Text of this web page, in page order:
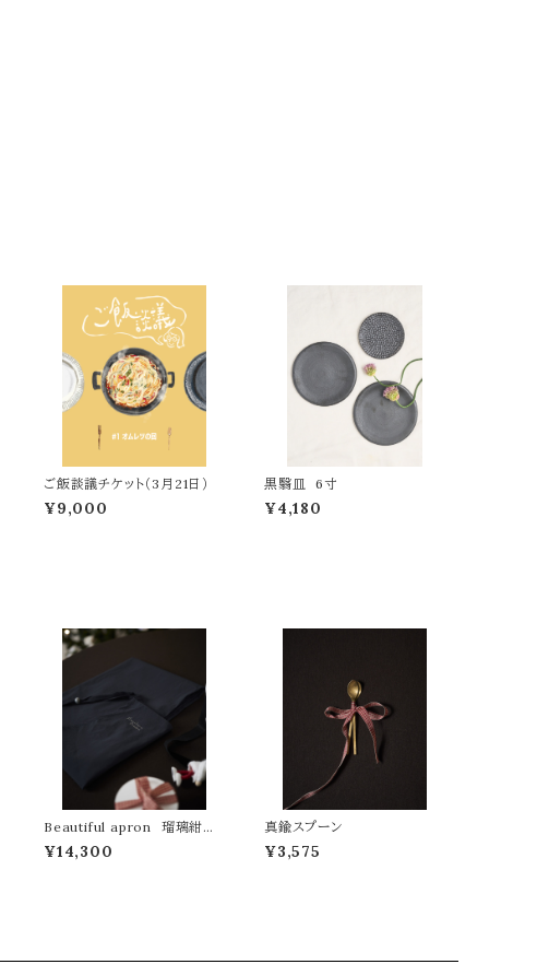
ご飯談議チケット（3月21日）
¥9,000
黒翳皿 6寸
¥4,180
Beautiful apron 瑠璃紺色
（るりこん）
¥14,300
真鍮スプーン
¥3,575